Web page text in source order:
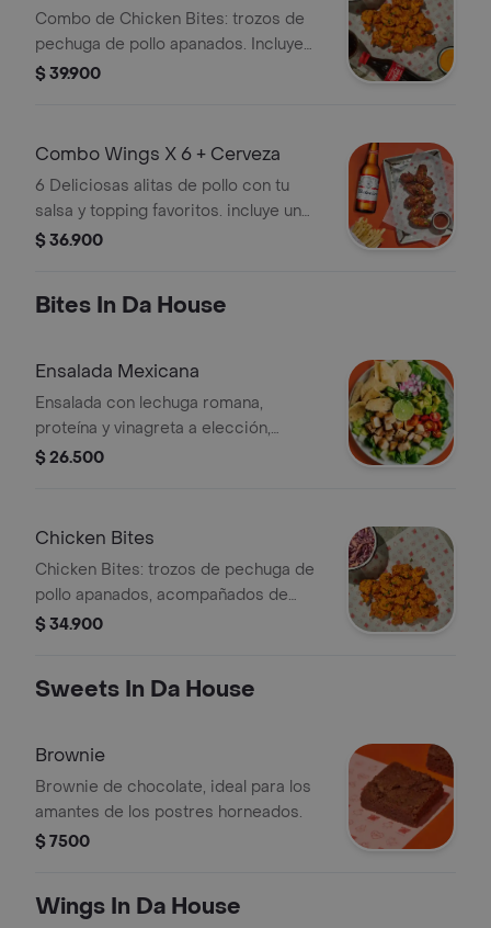
Combo de Chicken Bites: trozos de
pechuga de pollo apanados. Incluye
salsa, topping, acompañamiento y
$ 39.900
Combo Wings X 6 + Cerveza
6 Deliciosas alitas de pollo con tu
salsa y topping favoritos. incluye un
acompañamiento y cerveza de tu
$ 36.900
Bites In Da House
Ensalada Mexicana
Ensalada con lechuga romana,
proteína y vinagreta a elección,
cebolla morada, tomate cherry,
$ 26.500
Chicken Bites
Chicken Bites: trozos de pechuga de
pollo apanados, acompañados de
salsa y topping a elección.
$ 34.900
Sweets In Da House
Brownie
Brownie de chocolate, ideal para los
amantes de los postres horneados.
$ 7500
Wings In Da House